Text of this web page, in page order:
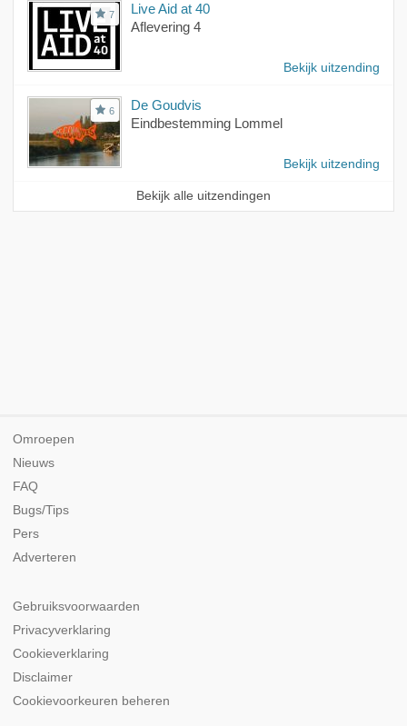
7
Live Aid at 40
Aflevering 4
Bekijk uitzending
6
De Goudvis
Eindbestemming Lommel
Bekijk uitzending
Bekijk alle uitzendingen
Omroepen
Nieuws
FAQ
Bugs/Tips
Pers
Adverteren
Gebruiksvoorwaarden
Privacyverklaring
Cookieverklaring
Disclaimer
Cookievoorkeuren beheren